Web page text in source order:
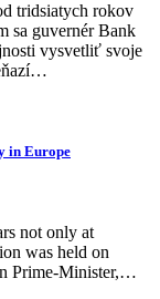
tridsiatych rokov
sa guvernér Bank
vysvetliť svoje
in Europe
not only at
was held on
Prime-Minister,…